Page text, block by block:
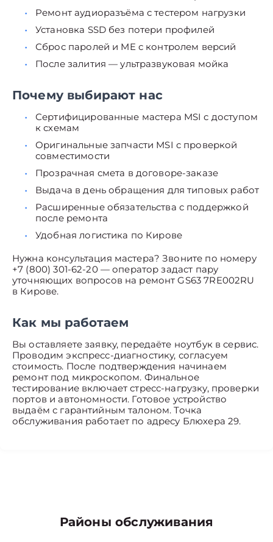
Ремонт аудиоразъёма с тестером нагрузки
Установка SSD без потери профилей
Сброс паролей и ME с контролем версий
После залития — ультразвуковая мойка
Почему выбирают нас
Сертифицированные мастера MSI с доступом
к схемам
Оригинальные запчасти MSI с проверкой
совместимости
Прозрачная смета в договоре-заказе
Выдача в день обращения для типовых работ
Расширенные обязательства с поддержкой
после ремонта
Удобная логистика по Кирове
Нужна консультация мастера? Звоните по номеру
+7 (800) 301-62-20 — оператор задаст пару
уточняющих вопросов на ремонт GS63 7RE002RU
в Кирове.
Как мы работаем
Вы оставляете заявку, передаёте ноутбук в сервис.
Проводим экспресс-диагностику, согласуем
стоимость. После подтверждения начинаем
ремонт под микроскопом. Финальное
тестирование включает стресс-нагрузку, проверки
портов и автономности. Готовое устройство
выдаём с гарантийным талоном. Точка
обслуживания работает по адресу Блюхера 29.
Районы обслуживания